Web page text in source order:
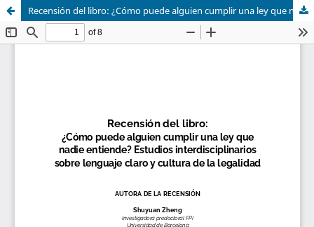
Recensión del libro: ¿Cómo puede alguien cumplir una ley que nadie entiende? Estudios interdisciplinarios sobre lenguaje claro y cultura de la legalidad